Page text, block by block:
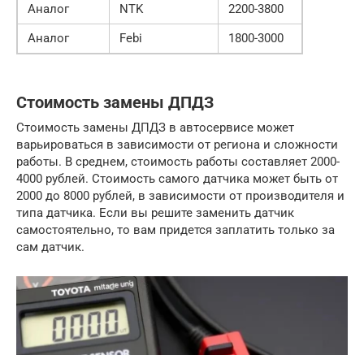
Аналог
NTK
2200-3800
Аналог
Febi 1800-3000
Стоимость замены ДПДЗ
Стоимость замены ДПДЗ в автосервисе может
варьироваться в зависимости от региона и сложности
работы. В среднем, стоимость работы составляет 2000-
4000 рублей. Стоимость самого датчика может быть от
2000 до 8000 рублей, в зависимости от производителя и
типа датчика. Если вы решите заменить датчик
самостоятельно, то вам придется заплатить только за
сам датчик.